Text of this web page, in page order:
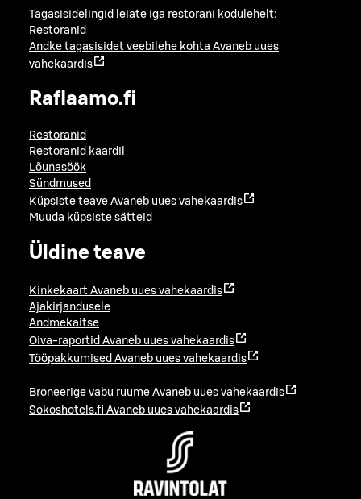
Tagasisidelingid leiate iga restorani kodulehelt:
Restoranid
Andke tagasisidet veebilehe kohta Avaneb uues
vahekaardis
Raflaamo.fi
Restoranid
Restoranid kaardil
Lõunasöök
Sündmused
Küpsiste teave Avaneb uues vahekaardis
Muuda küpsiste sätteid
Üldine teave
Kinkekaart Avaneb uues vahekaardis
Ajakirjandusele
Andmekaitse
Oiva-raportid Avaneb uues vahekaardis
Tööpakkumised Avaneb uues vahekaardis
Broneerige vabu ruume Avaneb uues vahekaardis
Sokoshotels.fi Avaneb uues vahekaardis